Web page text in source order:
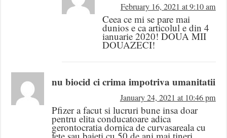
February 16, 2021 at 9:10 am
Ceea ce mi se pare mai
dunios e ca articolul e din 4
ianuarie 2020! DOUA MII
DOUAZECI!
nu biocid ci crima impotriva umanitatii
January 24, 2021 at 10:46 pm
Pfizer a facut si lucruri bune insa doar
pentru elita conducatoare adica
gerontocratia dornica de curvasareala cu